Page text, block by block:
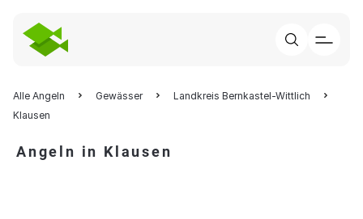
Alle Angeln Gewässer
Landkreis Bernkastel-Wittlich
Klausen
Angeln in Klausen